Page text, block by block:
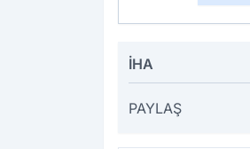
İHA
PAYLAŞ